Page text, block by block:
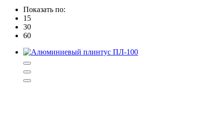
Показать по:
15
30
60